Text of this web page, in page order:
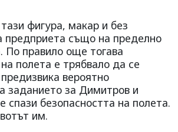
фигура, макар и без
предприета също на пределно
По правило още тогава
полета е трябвало да се
вероятно
заданието за Димитров и
спази безопасността на полета.
им.